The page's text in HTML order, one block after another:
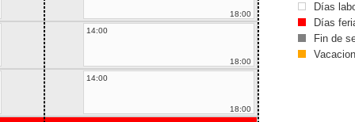
18:00
14:00
18:00
14:00
18:00
Días
Días
Fin de